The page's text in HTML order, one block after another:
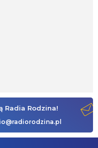
Radia Rodzina!